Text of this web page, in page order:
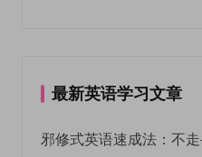
最新英语学习文章
邪修式英语速成法：不